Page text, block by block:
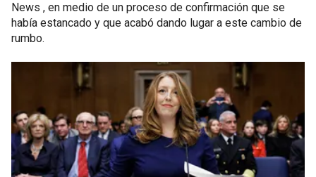
News , en medio de un proceso de confirmación que se
había estancado y que acabó dando lugar a este cambio de
rumbo.